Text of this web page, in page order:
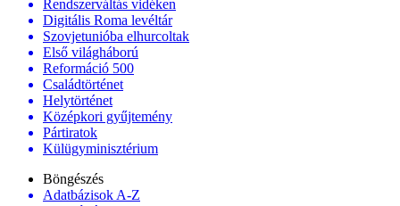
Rendszerváltás vidéken
Digitális Roma levéltár
Szovjetunióba elhurcoltak
Első világháború
Reformáció 500
Családtörténet
Helytörténet
Középkori gyűjtemény
Pártiratok
Külügyminisztérium
Böngészés
Adatbázisok A-Z